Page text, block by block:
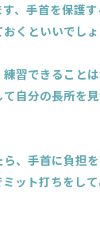
、手首を保護
くといいでしょ
習できること
自分の長所を
、手首に負担
ット打ちをして